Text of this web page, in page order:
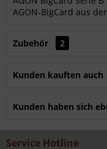
AGON-BigCard aus
Zubehör 2
Kunden kauften auch
Kunden haben sich
Service Hotline